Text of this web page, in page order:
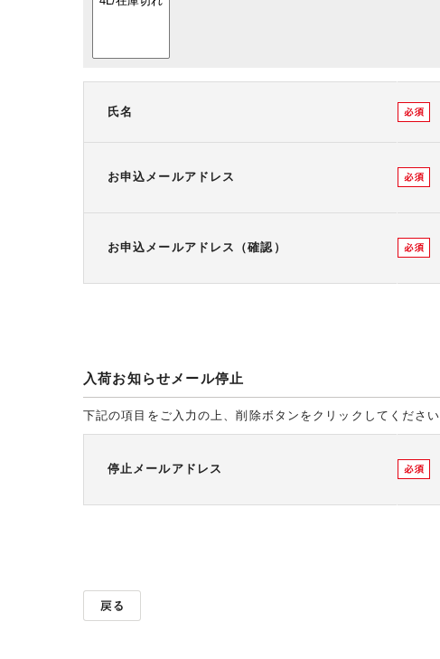
氏名
お申込メールアドレス
お申込メールアドレス（確認）
入荷お知らせメール停止
下記の項目をご入力の上、削除ボタンをクリックしてください
停止メールアドレス